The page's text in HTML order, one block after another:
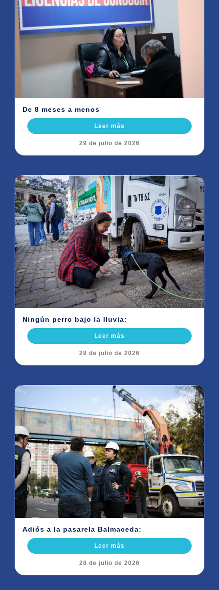
De 8 meses a menos
Leer más
29 de julio de 2026
Ningún perro bajo la lluvia:
Leer más
28 de julio de 2026
Adiós a la pasarela Balmaceda:
Leer más
28 de julio de 2026